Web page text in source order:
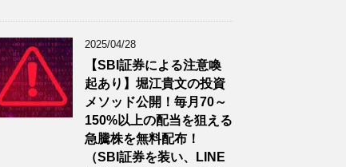
2025/04/28
【SBI証券による注意喚
起あり】堀江貴文の投資
メソッド公開！毎月70～
150%以上の配当を狙える
急騰株を無料配布！
（SBI証券を装い、LINE